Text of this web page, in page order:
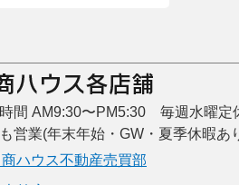
間 AM9:30〜PM5:30 毎週水曜定
営業(年末年始・GW・夏季休暇
商ハウス不動産売買部